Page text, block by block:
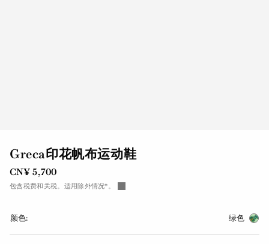
Greca印花帆布运动鞋
CN¥ 5,700
包含税费和关税。适用除外情况*。
颜色: 绿色